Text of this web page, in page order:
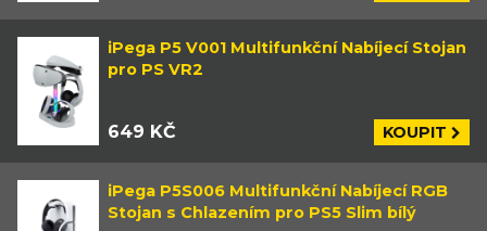
iPega P5 V001 Multifunkční Nabíjecí Stojan
pro PS VR2
649 KČ KOUPIT
iPega P5S006 Multifunkční Nabíjecí RGB
Stojan s Chlazením pro PS5 Slim bílý